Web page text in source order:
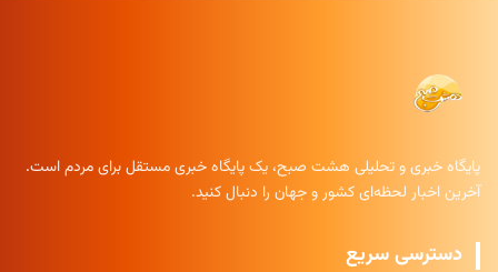
پایگاه خبری و تحلیلی هشت صبح، یک پایگاه خبری مستقل برای مردم است.
آخرین اخبار لحظه‌ای کشور و جهان را دنبال کنید.
دسترسی سریع